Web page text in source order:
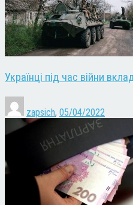
Українці під час війни
zapsich, 05/04/2022